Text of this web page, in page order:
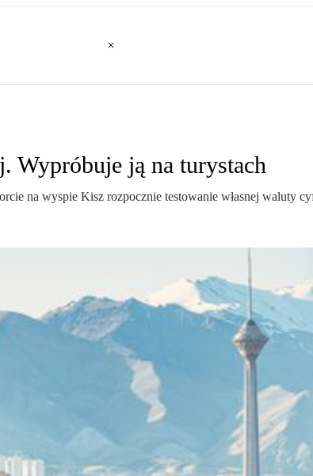
Wypróbuje ją na turystach
na wyspie Kisz rozpocznie testowanie własnej waluty